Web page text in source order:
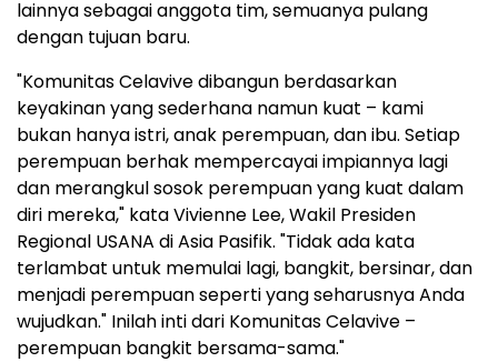
lainnya sebagai anggota tim, semuanya pulang
dengan tujuan baru.
"Komunitas Celavive dibangun berdasarkan
keyakinan yang sederhana namun kuat – kami
bukan hanya istri, anak perempuan, dan ibu. Setiap
perempuan berhak mempercayai impiannya lagi
dan merangkul sosok perempuan yang kuat dalam
diri mereka," kata Vivienne Lee, Wakil Presiden
Regional USANA di Asia Pasifik. "Tidak ada kata
terlambat untuk memulai lagi, bangkit, bersinar, dan
menjadi perempuan seperti yang seharusnya Anda
wujudkan." Inilah inti dari Komunitas Celavive –
perempuan bangkit bersama-sama."